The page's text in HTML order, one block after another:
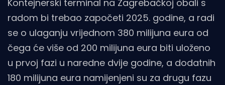
Kontejnerski terminal na Zagrebačkoj obali s
radom bi trebao započeti 2025. godine, a radi
se o ulaganju vrijednom 380 milijuna eura od
čega će više od 200 milijuna eura biti uloženo
u prvoj fazi u naredne dvije godine, a dodatnih
180 milijuna eura namijenjeni su za drugu fazu